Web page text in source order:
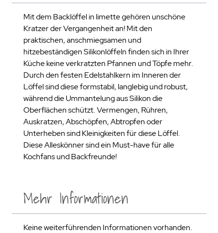
Mit dem Backlöffel in limette gehören unschöne
Kratzer der Vergangenheit an! Mit den
praktischen, anschmiegsamen und
hitzebeständigen Silikonlöffeln finden sich in Ihrer
Küche keine verkratzten Pfannen und Töpfe mehr.
Durch den festen Edelstahlkern im Inneren der
Löffel sind diese formstabil, langlebig und robust,
während die Ummantelung aus Silikon die
Oberflächen schützt. Vermengen, Rühren,
Auskratzen, Abschöpfen, Abtropfen oder
Unterheben sind Kleinigkeiten für diese Löffel.
Diese Alleskönner sind ein Must-have für alle
Kochfans und Backfreunde!
Mehr Informationen
Keine weiterführenden Informationen vorhanden.